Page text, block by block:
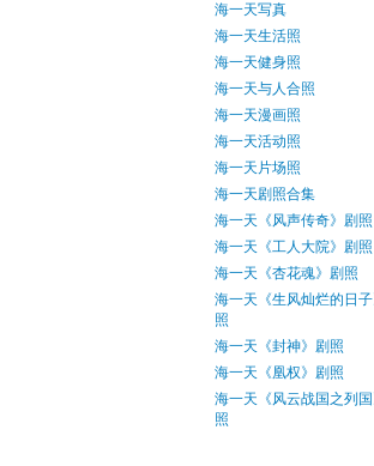
海一天写真
海一天生活照
海一天健身照
海一天与人合照
海一天漫画照
海一天活动照
海一天片场照
海一天剧照合集
海一天《风声传奇》剧照
海一天《工人大院》剧照
海一天《杏花魂》剧照
海一天《生风灿烂的日
照
海一天《封神》剧照
海一天《凰权》剧照
海一天《风云战国之列国
照